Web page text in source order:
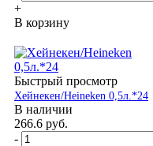
+
В корзину
Быстрый просмотр
Хейнекен/Heineken 0,5л.*24
В наличии
266.6 руб.
-